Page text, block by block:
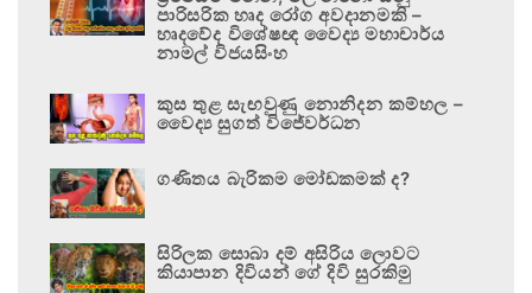
පාරිසරික හෘද රෝග අවදානමකි –
හෘදවේද විශේෂඥ වෛද්‍ය මහාචාර්ය
නාමල් විජයසිංහ
කුස තුළ සැඟවුණු නොනිදන කම්හල –
වෛද්‍ය සුගත් විජේවර්ධන
ගණිතය බැරිකම මෝඩකමක් ද?
සිරිලක සොබා දම් අසිරිය ලොවට
කියාපාන දිවියන් ගේ දිවි සුරකිමු